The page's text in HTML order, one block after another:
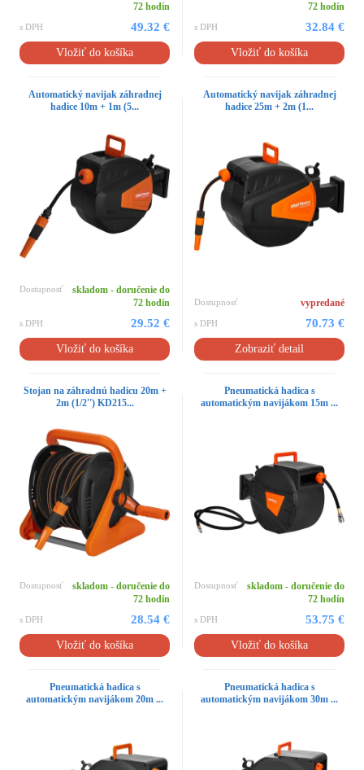
72 hodín
s DPH 49.32 €
Vložiť do košíka
72 hodín
s DPH 32.84 €
Vložiť do košíka
Automatický navijak záhradnej
hadice 10m + 1m (5...
Dostupnosť
skladom - doručenie do
72 hodín
s DPH 29.52 €
Vložiť do košíka
Automatický navijak záhradnej
hadice 25m + 2m (1...
Dostupnosť vypredané
s DPH 70.73 €
Zobraziť detail
Stojan na záhradnú hadicu 20m +
2m (1/2'') KD215...
Dostupnosť
skladom - doručenie do
72 hodín
s DPH 28.54 €
Vložiť do košíka
Pneumatická hadica s
automatickým navijákom 15m ...
Dostupnosť
skladom - doručenie do
72 hodín
s DPH 53.75 €
Vložiť do košíka
Pneumatická hadica s
automatickým navijákom 20m ...
Pneumatická hadica s
automatickým navijákom 30m ...